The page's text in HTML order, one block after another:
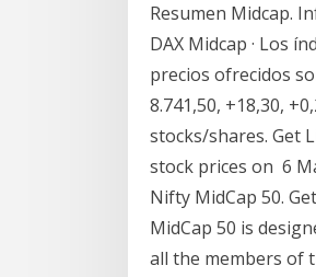
Resumen Midcap.
DAX Midcap · Los
precios ofrecidos
8.741,50, +18,30,
stocks/shares. Get
stock prices on 6
Nifty MidCap 50.
MidCap 50 is
all the members of